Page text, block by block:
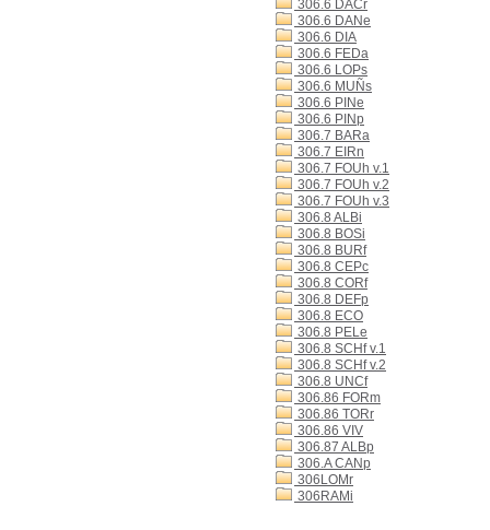
306.6 DACr
306.6 DANe
306.6 DIA
306.6 FEDa
306.6 LOPs
306.6 MUÑs
306.6 PINe
306.6 PINp
306.7 BARa
306.7 EIRn
306.7 FOUh v.1
306.7 FOUh v.2
306.7 FOUh v.3
306.8 ALBi
306.8 BOSi
306.8 BURf
306.8 CEPc
306.8 CORf
306.8 DEFp
306.8 ECO
306.8 PELe
306.8 SCHf v.1
306.8 SCHf v.2
306.8 UNCf
306.86 FORm
306.86 TORr
306.86 VIV
306.87 ALBp
306.A CANp
306LOMr
306RAMi